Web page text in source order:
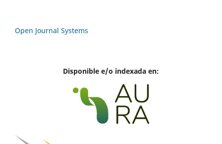
Open Journal Systems
Disponible e/o indexada en: